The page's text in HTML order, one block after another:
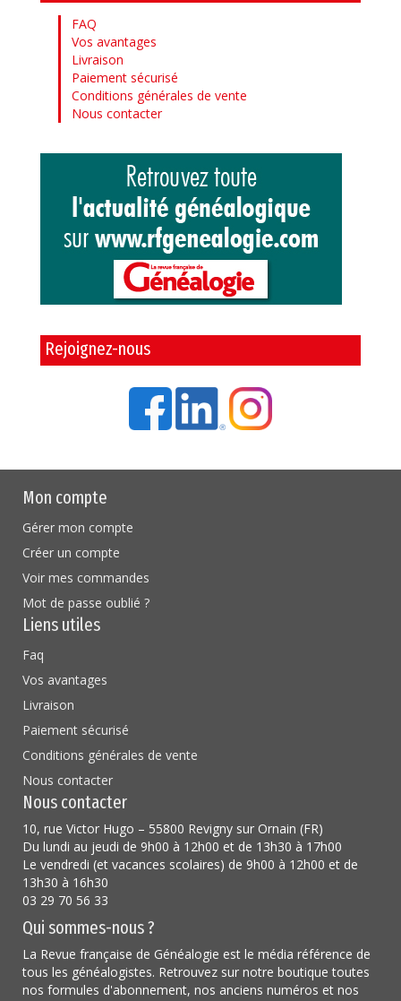
FAQ
Vos avantages
Livraison
Paiement sécurisé
Conditions générales de vente
Nous contacter
Rejoignez-nous
Mon compte
Gérer mon compte
Créer un compte
Voir mes commandes
Mot de passe oublié ?
Liens utiles
Faq
Vos avantages
Livraison
Paiement sécurisé
Conditions générales de vente
Nous contacter
Nous contacter
10, rue Victor Hugo – 55800 Revigny sur Ornain (FR)
Du lundi au jeudi de 9h00 à 12h00 et de 13h30 à 17h00
Le vendredi (et vacances scolaires) de 9h00 à 12h00 et de
13h30 à 16h30
03 29 70 56 33
Qui sommes-nous ?
La Revue française de Généalogie est le média référence de
tous les généalogistes. Retrouvez sur notre boutique toutes
nos formules d'abonnement, nos anciens numéros et nos